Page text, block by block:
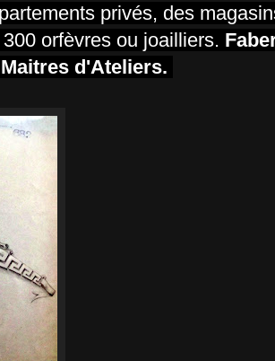
privés, des
orfèvres ou joailliers.
d'Ateliers.